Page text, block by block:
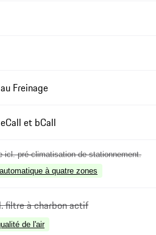
Freinage
et bCall
icl. pré-climatisation de stationnement.
à quatre zones
filtre à charbon actif
de l'air